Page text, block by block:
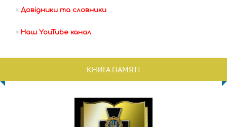
Довідники та словники
Наш YouTube канал
КНИГА ПАМЯТІ